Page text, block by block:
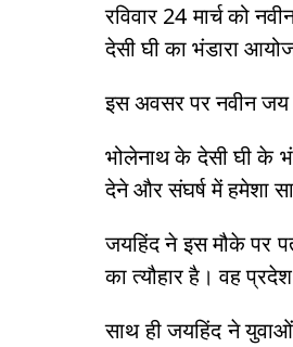
रविवार 24 मार्च को
देसी घी का भंडारा
इस अवसर पर नवीन जय
भोलेनाथ के देसी घी के
देने और संघर्ष में हमेशा
जयहिंद ने इस मौके पर
का त्यौहार है। वह
साथ ही जयहिंद ने